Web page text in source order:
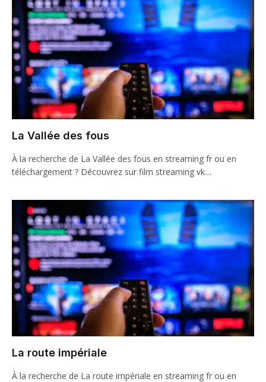
La Vallée des fous
À la recherche de La Vallée des fous en streaming fr ou en
téléchargement ? Découvrez sur film streaming vk…
La route impériale
À la recherche de La route impériale en streaming fr ou en